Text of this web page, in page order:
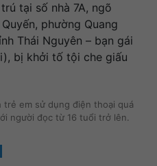
tại số nhà 7A, ngõ
phường Quang
Thái Nguyên – bạn gái
bị khởi tố tội che giấu
em sử dụng điện thoại quá
người đọc từ 16 tuổi trở lên.